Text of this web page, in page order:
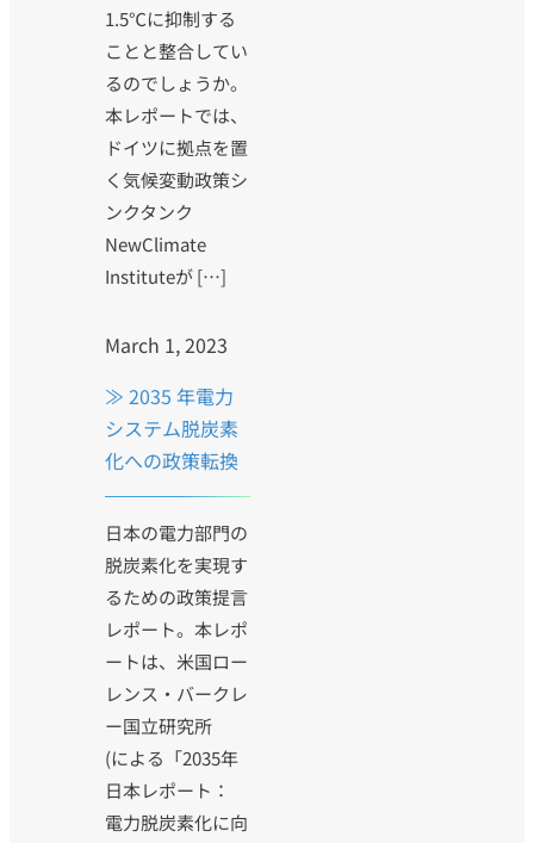
1.5℃に抑制する
ことと整合してい
るのでしょうか。
本レポートでは、
ドイツに拠点を置
く気候変動政策シ
ンクタンク
NewClimate
Instituteが […]
March 1, 2023
≫ ​​2035 年電力
システム脱炭素
化への政策転換
日本の電力部門の
脱炭素化を実現す
るための政策提言
レポート。本レポ
ートは、米国ロー
レンス・バークレ
ー国立研究所
(による「2035年
日本レポート：
電力脱炭素化に向